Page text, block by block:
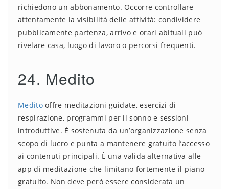
richiedono un abbonamento. Occorre controllare
attentamente la visibilità delle attività: condividere
pubblicamente partenza, arrivo e orari abituali può
rivelare casa, luogo di lavoro o percorsi frequenti.
24. Medito
Meditooffre meditazioni guidate, esercizi di
respirazione, programmi per il sonno e sessioni
introduttive. È sostenuta da un’organizzazione senza
scopo di lucro e punta a mantenere gratuito l’accesso
ai contenuti principali. È una valida alternativa alle
app di meditazione che limitano fortemente il piano
gratuito. Non deve però essere considerata un